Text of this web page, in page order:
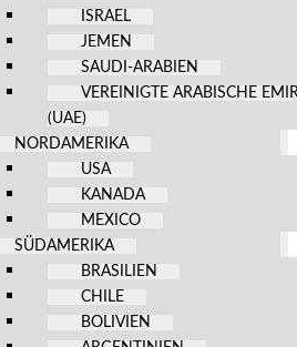
ISRAEL
JEMEN
SAUDI-ARABIEN
VEREINIGTE ARABISCHE
(UAE)
NORDAMERIKA
USA
KANADA
MEXICO
SÜDAMERIKA
BRASILIEN
CHILE
BOLIVIEN